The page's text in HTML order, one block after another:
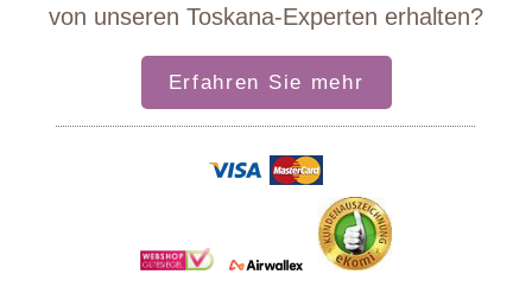
von unseren Toskana-Experten erhalten?
Erfahren Sie mehr